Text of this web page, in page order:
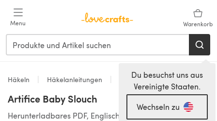
Menu Warenkorb
Du besuchst uns aus
Vereinigte Staaten.
Wechseln zu
Häkeln Häkelanleitungen Hats
Artifice Baby Slouch
Herunterladbares PDF, Englisch